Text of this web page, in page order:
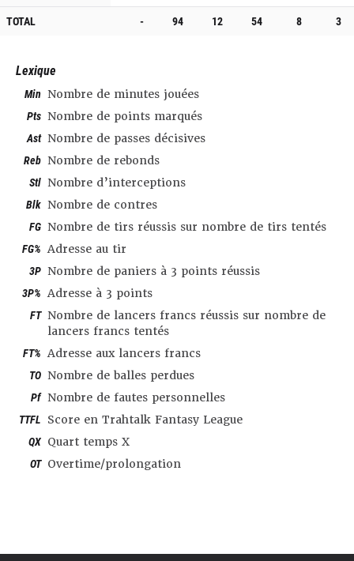
TOTAL
- 94 12 54 8 3
Lexique
Min Nombre de minutes jouées
Pts Nombre de points marqués
Ast Nombre de passes décisives
Reb Nombre de rebonds
Stl Nombre d’interceptions
Blk Nombre de contres
FG Nombre de tirs réussis sur nombre de tirs tentés
FG% Adresse au tir
3P Nombre de paniers à 3 points réussis
3P% Adresse à 3 points
FT Nombre de lancers francs réussis sur nombre de
lancers francs tentés
FT% Adresse aux lancers francs
TO Nombre de balles perdues
Pf Nombre de fautes personnelles
TTFL Score en Trahtalk Fantasy League
QX Quart temps X
OT Overtime/prolongation